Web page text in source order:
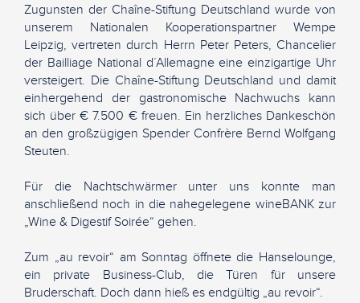
Zugunsten der Chaîne-Stiftung Deutschland wurde von
unserem Nationalen Kooperationspartner Wempe
Leipzig, vertreten durch Herrn Peter Peters, Chancelier
der Bailliage National d´Allemagne eine einzigartige Uhr
versteigert. Die Chaîne-Stiftung Deutschland und damit
einhergehend der gastronomische Nachwuchs kann
sich über € 7.500 € freuen. Ein herzliches Dankeschön
an den großzügigen Spender Confrère Bernd Wolfgang
Steuten.
Für die Nachtschwärmer unter uns konnte man
anschließend noch in die nahegelegene wineBANK zur
„Wine & Digestif Soirée“ gehen.
Zum „au revoir“ am Sonntag öffnete die Hanselounge,
ein private Business-Club, die Türen für unsere
Bruderschaft. Doch dann hieß es endgültig „au revoir“.